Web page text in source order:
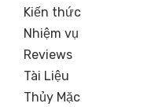
Kiến thức
Nhiệm vụ
Reviews
Tài Liệu
Thủy Mặc